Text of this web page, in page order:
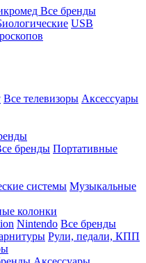
Все бренды
USB
Все телевизоры Аксессуары
бренды Портативные
системы Музыкальные
колонки
Nintendo Все бренды
Рули, педали, КПП